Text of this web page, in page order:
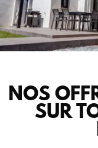
NOS
SUR